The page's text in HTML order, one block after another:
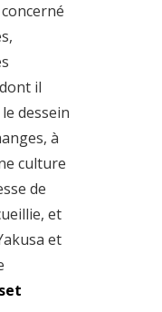
il
dessein
à
culture
de
et
et